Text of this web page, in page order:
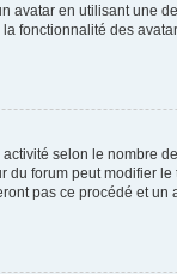
en utilisant une
fonctionnalité des
selon le
forum peut modifier
pas ce procédé et